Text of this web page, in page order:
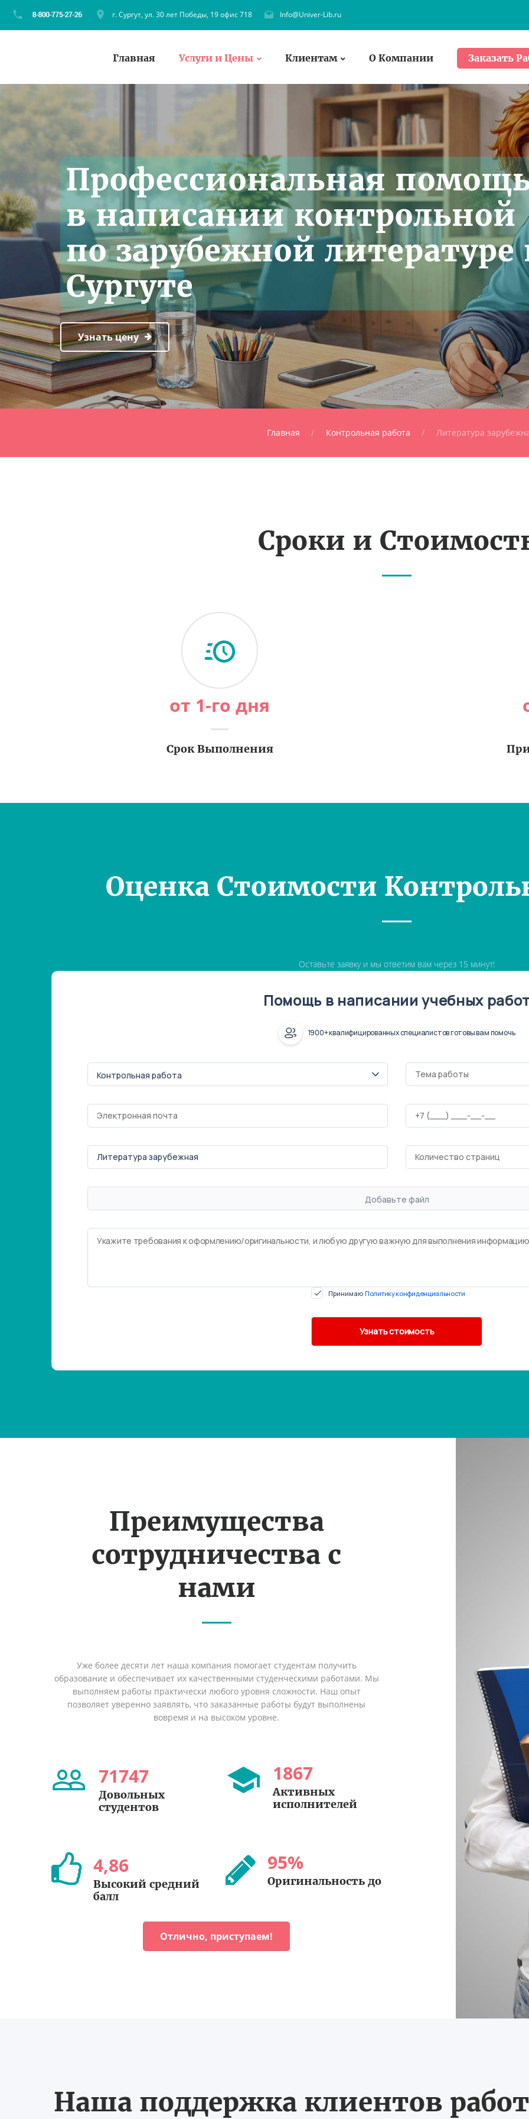
г. Сургут, ул. 30 лет Победы, 19 офис 718 Info@Univer-Lib.ru
Главная Услуги и Цены Клиентам О Компании Заказать
Профессиональная
в написании контрольной
по зарубежной литературе
Сургуте
Узнать цену
Главная Контрольная работа Литература
Сроки и
от 1-го дня
Срок Выполнения
Оценка Стоимости
Оставьте заявку и мы ответим вам через 15 минут!
Помощь в написании учебных
1900+ квалифицированных специалистов готовы вам помочь
Добавьте файл
Принимаю Политику конфиденциальности
Преимущества
сотрудничества с
нами
Уже более десяти лет наша компания помогает студентам получить
образование и обеспечивает их качественными студенческими работами. Мы
выполняем работы практически любого уровня сложности. Наш опыт
позволяет уверенно заявлять, что заказанные работы будут выполнены
вовремя и на высоком уровне.
71747
Довольных
студентов
1867
Активных
исполнителей
4,86
Высокий средний
балл
95%
Оригинальность до
Отлично, приступаем!
Наша поддержка клиентов